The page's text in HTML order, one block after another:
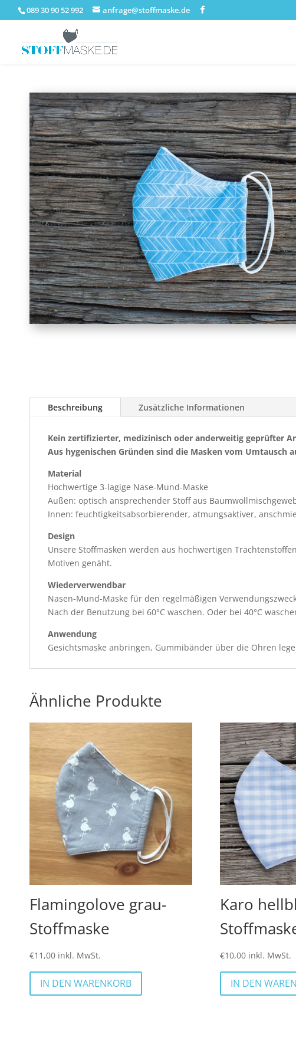
089 30 90 52 992 anfrage@stoffmaske.de
Beschreibung Zusätzliche Informationen
Kein zertifizierter, medizinisch oder anderweitig geprüfter
Aus hygenischen Gründen sind die Masken vom Umtausch
Material
Hochwertige 3-lagige Nase-Mund-Maske
Außen: optisch ansprechender Stoff aus
Innen: feuchtigkeitsabsorbierender, atmungsaktiver,
Design
Unsere Stoffmasken werden aus hochwertigen
Motiven genäht.
Wiederverwendbar
Nasen-Mund-Maske für den regelmäßigen
Nach der Benutzung bei 60°C waschen. Oder bei 40°C
Anwendung
Gesichtsmaske anbringen, Gummibänder über die Ohren
Ähnliche Produkte
Flamingolove grau-
Stoffmaske
€11,00 inkl. MwSt.
IN DEN WARENKORB
Karo
€10,00 inkl. MwSt.
IN DEN